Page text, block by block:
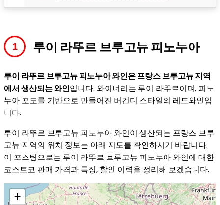
루이 라뚜르 브루고뉴 피노누아
루이 라뚜르 브루고뉴 피노누아 와인은 프랑스 브루고뉴 지역
에서 생산되는 와인입니다. 와이너리는 루이 라뚜르이며, 피노
누아 포도를 기반으로 만들어진 버건디 스타일의 레드와인입
니다.
루이 라뚜르 브루고뉴 피노누아 와인이 생산되는 프랑스 브루
고뉴 지역의 위치 정보는 아래 지도를 확인하시기 바랍니다.
이 포스팅으로는 루이 라뚜르 브루고뉴 피노누아 와인에 대한
코스트코 판매 가격과 특징, 할인 이력을 정리해 보겠습니다.
+